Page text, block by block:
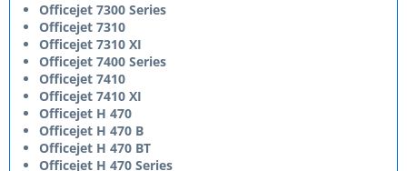
Officejet 7300 Series
Officejet 7310
Officejet 7310 XI
Officejet 7400 Series
Officejet 7410
Officejet 7410 XI
Officejet H 470
Officejet H 470 B
Officejet H 470 BT
Officejet H 470 Series